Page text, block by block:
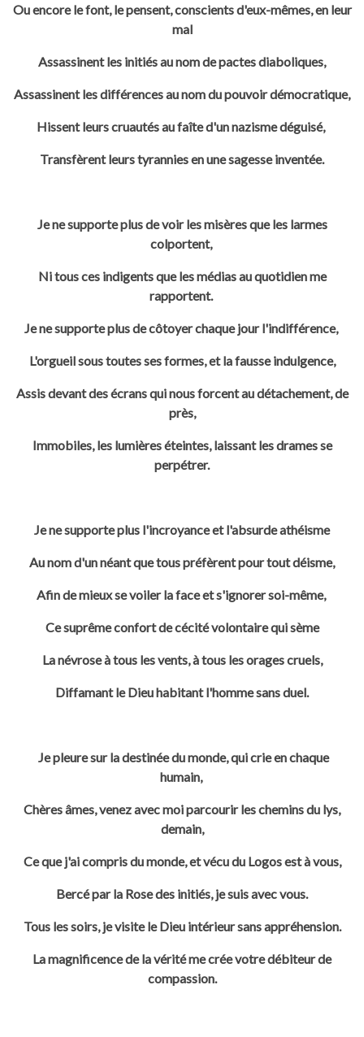
Ou encore le font, le pensent, conscients d'eux-mêmes, en leur
mal
Assassinent les initiés au nom de pactes diaboliques,
Assassinent les différences au nom du pouvoir démocratique,
Hissent leurs cruautés au faîte d'un nazisme déguisé,
Transfèrent leurs tyrannies en une sagesse inventée.
Je ne supporte plus de voir les misères que les larmes
colportent,
Ni tous ces indigents que les médias au quotidien me
rapportent.
Je ne supporte plus de côtoyer chaque jour l'indifférence,
L'orgueil sous toutes ses formes, et la fausse indulgence,
Assis devant des écrans qui nous forcent au détachement, de
près,
Immobiles, les lumières éteintes, laissant les drames se
perpétrer.
Je ne supporte plus l'incroyance et l'absurde athéisme
Au nom d'un néant que tous préfèrent pour tout déisme,
Afin de mieux se voiler la face et s'ignorer soi-même,
Ce suprême confort de cécité volontaire qui sème
La névrose à tous les vents, à tous les orages cruels,
Diffamant le Dieu habitant l'homme sans duel.
Je pleure sur la destinée du monde, qui crie en chaque
humain,
Chères âmes, venez avec moi parcourir les chemins du lys,
demain,
Ce que j'ai compris du monde, et vécu du Logos est à vous,
Bercé par la Rose des initiés, je suis avec vous.
Tous les soirs, je visite le Dieu intérieur sans appréhension.
La magnificence de la vérité me crée votre débiteur de
compassion.